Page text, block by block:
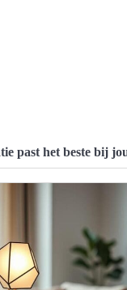
past het beste bij